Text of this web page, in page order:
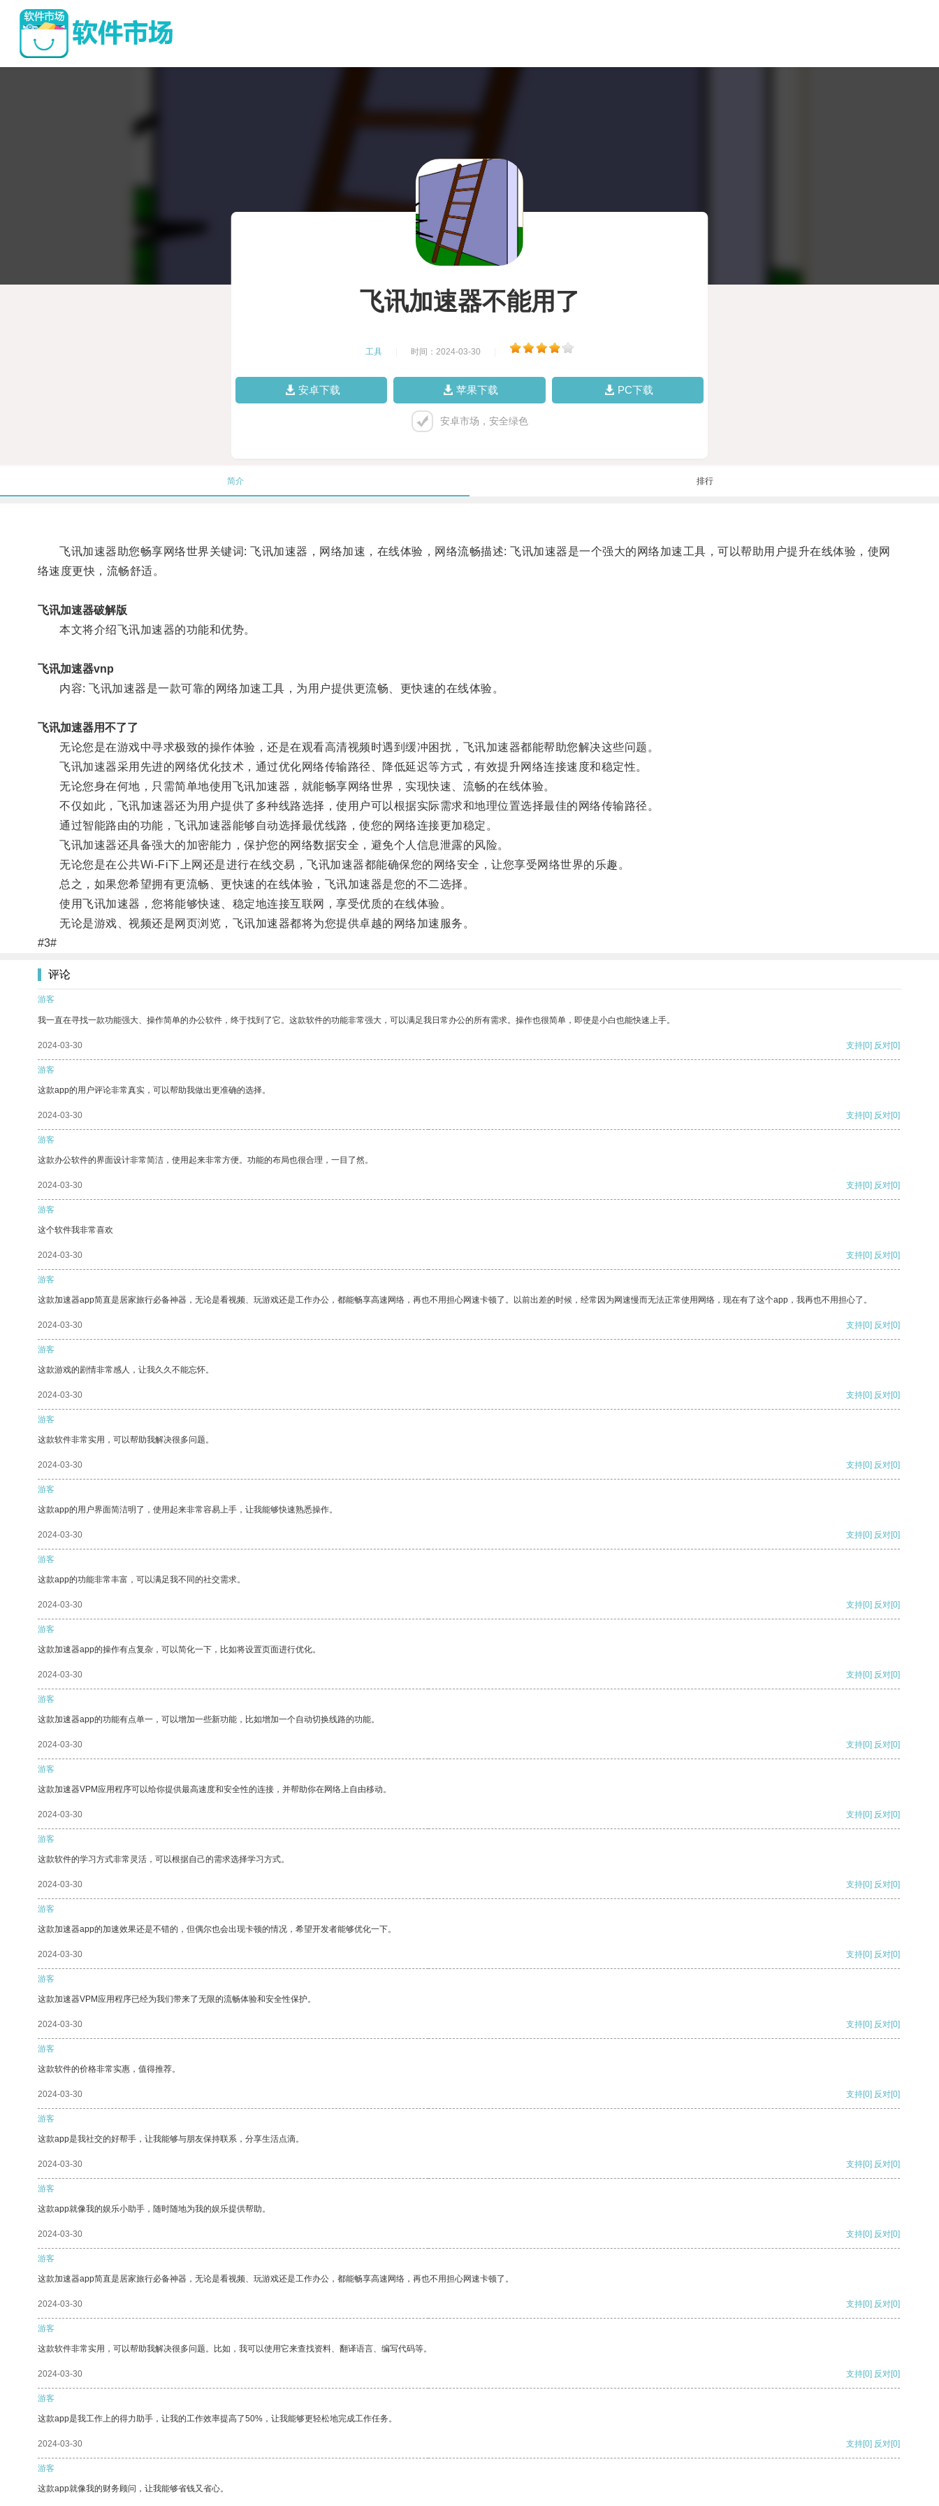
飞讯加速器不能用了
工具 时间：2024-03-30
安卓下载 苹果下载 PC下载
安卓市场，安全绿色
简介 排行
飞讯加速器助您畅享网络世界关键词: 飞讯加速器，网络加速，在线体验，网络流畅描述: 飞讯加速器是一个强大的网络加速工具，可以帮助用户提升在线体验，使网
络速度更快，流畅舒适。
飞讯加速器破解版
本文将介绍飞讯加速器的功能和优势。
飞讯加速器vnp
内容: 飞讯加速器是一款可靠的网络加速工具，为用户提供更流畅、更快速的在线体验。
飞讯加速器用不了了
无论您是在游戏中寻求极致的操作体验，还是在观看高清视频时遇到缓冲困扰，飞讯加速器都能帮助您解决这些问题。
飞讯加速器采用先进的网络优化技术，通过优化网络传输路径、降低延迟等方式，有效提升网络连接速度和稳定性。
无论您身在何地，只需简单地使用飞讯加速器，就能畅享网络世界，实现快速、流畅的在线体验。
不仅如此，飞讯加速器还为用户提供了多种线路选择，使用户可以根据实际需求和地理位置选择最佳的网络传输路径。
通过智能路由的功能，飞讯加速器能够自动选择最优线路，使您的网络连接更加稳定。
飞讯加速器还具备强大的加密能力，保护您的网络数据安全，避免个人信息泄露的风险。
无论您是在公共Wi-Fi下上网还是进行在线交易，飞讯加速器都能确保您的网络安全，让您享受网络世界的乐趣。
总之，如果您希望拥有更流畅、更快速的在线体验，飞讯加速器是您的不二选择。
使用飞讯加速器，您将能够快速、稳定地连接互联网，享受优质的在线体验。
无论是游戏、视频还是网页浏览，飞讯加速器都将为您提供卓越的网络加速服务。
#3#
评论
游客
我一直在寻找一款功能强大、操作简单的办公软件，终于找到了它。这款软件的功能非常强大，可以满足我日常办公的所有需求。操作也很简单，即使是小白也能快速上手。
2024-03-30 支持[0] 反对[0]
游客
这款app的用户评论非常真实，可以帮助我做出更准确的选择。
2024-03-30 支持[0] 反对[0]
游客
这款办公软件的界面设计非常简洁，使用起来非常方便。功能的布局也很合理，一目了然。
2024-03-30 支持[0] 反对[0]
游客
这个软件我非常喜欢
2024-03-30 支持[0] 反对[0]
游客
这款加速器app简直是居家旅行必备神器，无论是看视频、玩游戏还是工作办公，都能畅享高速网络，再也不用担心网速卡顿了。以前出差的时候，经常因为网速慢而无法正常使用网络，现在有了这个app，我再也不用担心了。
2024-03-30 支持[0] 反对[0]
游客
这款游戏的剧情非常感人，让我久久不能忘怀。
2024-03-30 支持[0] 反对[0]
游客
这款软件非常实用，可以帮助我解决很多问题。
2024-03-30 支持[0] 反对[0]
游客
这款app的用户界面简洁明了，使用起来非常容易上手，让我能够快速熟悉操作。
2024-03-30 支持[0] 反对[0]
游客
这款app的功能非常丰富，可以满足我不同的社交需求。
2024-03-30 支持[0] 反对[0]
游客
这款加速器app的操作有点复杂，可以简化一下，比如将设置页面进行优化。
2024-03-30 支持[0] 反对[0]
游客
这款加速器app的功能有点单一，可以增加一些新功能，比如增加一个自动切换线路的功能。
2024-03-30 支持[0] 反对[0]
游客
这款加速器VPM应用程序可以给你提供最高速度和安全性的连接，并帮助你在网络上自由移动。
2024-03-30 支持[0] 反对[0]
游客
这款软件的学习方式非常灵活，可以根据自己的需求选择学习方式。
2024-03-30 支持[0] 反对[0]
游客
这款加速器app的加速效果还是不错的，但偶尔也会出现卡顿的情况，希望开发者能够优化一下。
2024-03-30 支持[0] 反对[0]
游客
这款加速器VPM应用程序已经为我们带来了无限的流畅体验和安全性保护。
2024-03-30 支持[0] 反对[0]
游客
这款软件的价格非常实惠，值得推荐。
2024-03-30 支持[0] 反对[0]
游客
这款app是我社交的好帮手，让我能够与朋友保持联系，分享生活点滴。
2024-03-30 支持[0] 反对[0]
游客
这款app就像我的娱乐小助手，随时随地为我的娱乐提供帮助。
2024-03-30 支持[0] 反对[0]
游客
这款加速器app简直是居家旅行必备神器，无论是看视频、玩游戏还是工作办公，都能畅享高速网络，再也不用担心网速卡顿了。
2024-03-30 支持[0] 反对[0]
游客
这款软件非常实用，可以帮助我解决很多问题。比如，我可以使用它来查找资料、翻译语言、编写代码等。
2024-03-30 支持[0] 反对[0]
游客
这款app是我工作上的得力助手，让我的工作效率提高了50%，让我能够更轻松地完成工作任务。
2024-03-30 支持[0] 反对[0]
游客
这款app就像我的财务顾问，让我能够省钱又省心。